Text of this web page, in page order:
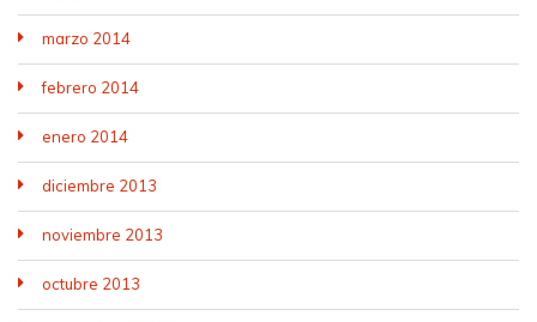
marzo 2014
febrero 2014
enero 2014
diciembre 2013
noviembre 2013
octubre 2013